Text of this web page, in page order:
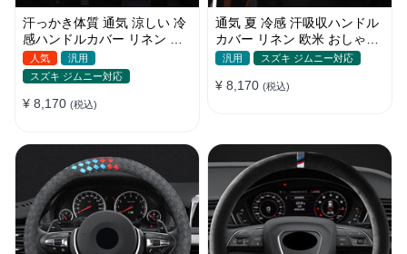
汗っかき体質 通気 涼しい 冷
感ハンドルカバー リネン 欧
米 おしゃれ 安全 38CM
人気
汎用
スズキ ジムニー対応
¥ 8,170 (税込)
通気 夏 冷感 汗吸収ハンドル
カバー リネン 欧米 おしゃれ
安全 スッキリ Ｏ/D型汎用
汎用 スズキ ジムニー対応
¥ 8,170 (税込)